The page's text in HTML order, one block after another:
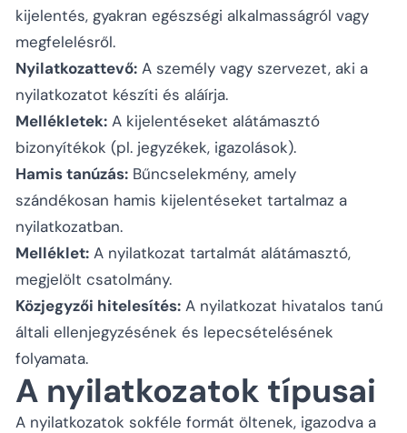
kijelentés, gyakran egészségi alkalmasságról vagy
megfelelésről.
Nyilatkozattevő: A személy vagy szervezet, aki a
nyilatkozatot készíti és aláírja.
Mellékletek: A kijelentéseket alátámasztó
bizonyítékok (pl. jegyzékek, igazolások).
Hamis tanúzás: Bűncselekmény, amely
szándékosan hamis kijelentéseket tartalmaz a
nyilatkozatban.
Melléklet: A nyilatkozat tartalmát alátámasztó,
megjelölt csatolmány.
Közjegyzői hitelesítés: A nyilatkozat hivatalos tanú
általi ellenjegyzésének és lepecsételésének
folyamata.
A nyilatkozatok típusai
A nyilatkozatok sokféle formát öltenek, igazodva a